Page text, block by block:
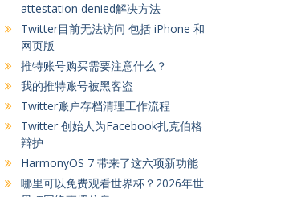
attestation denied解决方法
Twitter目前无法访问 包括 iPhone 和
网页版
推特账号购买需要注意什么？
我的推特账号被黑客盗
Twitter账户存档清理工作流程
Twitter 创始人为Facebook扎克伯格
辩护
HarmonyOS 7 带来了这六项新功能
哪里可以免费观看世界杯？2026年世